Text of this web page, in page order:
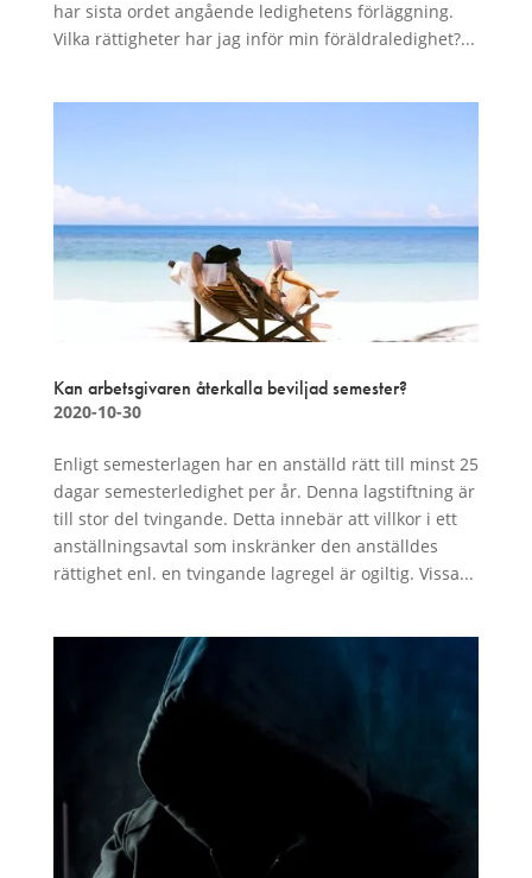
har sista ordet angående ledighetens förläggning.
Vilka rättigheter har jag inför min föräldraledighet?...
Kan arbetsgivaren återkalla beviljad semester?
2020-10-30
Enligt semesterlagen har en anställd rätt till minst 25
dagar semesterledighet per år. Denna lagstiftning är
till stor del tvingande. Detta innebär att villkor i ett
anställningsavtal som inskränker den anställdes
rättighet enl. en tvingande lagregel är ogiltig. Vissa...